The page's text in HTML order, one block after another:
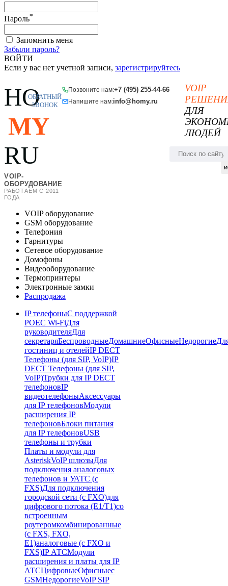
Пароль*
Запомнить меня
Забыли пароль?
ВОЙТИ
Если у вас нет учетной записи, зарегистрируйтесь
HO
MY
RU
VOIP-
ОБОРУДОВАНИЕ
РАБОТАЕМ С 2011
ГОДА
Позвоните нам:+7 (495) 255-44-66
Напишите нам:info@homy.ru
ОБРАТНЫЙ
ЗВОНОК
VOIP
ДЛЯ
ЛЮДЕЙ
VOIP оборудование
GSM оборудование
Телефония
Гарнитуры
Сетевое оборудование
Домофоны
Видеооборудование
Термопринтеры
Электронные замки
Распродажа
IP телефоныС поддержкой
POEC Wi-FiДля
руководителяДля
секретаряБеспроводныеДомашниеОфисныеНедорогие
гостиниц и отелейIP DECT
Телефоны (для SIP, VoIP)IP
DECT Телефоны (для SIP,
VoIP)Трубки для IP DECT
телефоновIP
видеотелефоныАксессуары
для IP телефоновМодули
расширения IP
телефоновБлоки питания
для IP телефоновUSB
телефоны и трубки
Платы и модули для
AsteriskVoIP шлюзыДля
подключения аналоговых
телефонов и УАТС (с
FXS)Для подключения
городской сети (с FXO)для
цифрового потока (E1/T1)со
встроенным
роутеромкомбинированные
(c FXS, FXO,
E1)аналоговые (с FXO и
FXS)IP АТСМодули
расширения и платы для IP
АТСЦифровыеОфисныес
GSMНедорогиеVoIP SIP